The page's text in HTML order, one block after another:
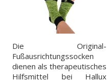
Die Original-
Fußausrichtungssocken
dienen als therapeutisches
Hilfsmittel bei Hallux